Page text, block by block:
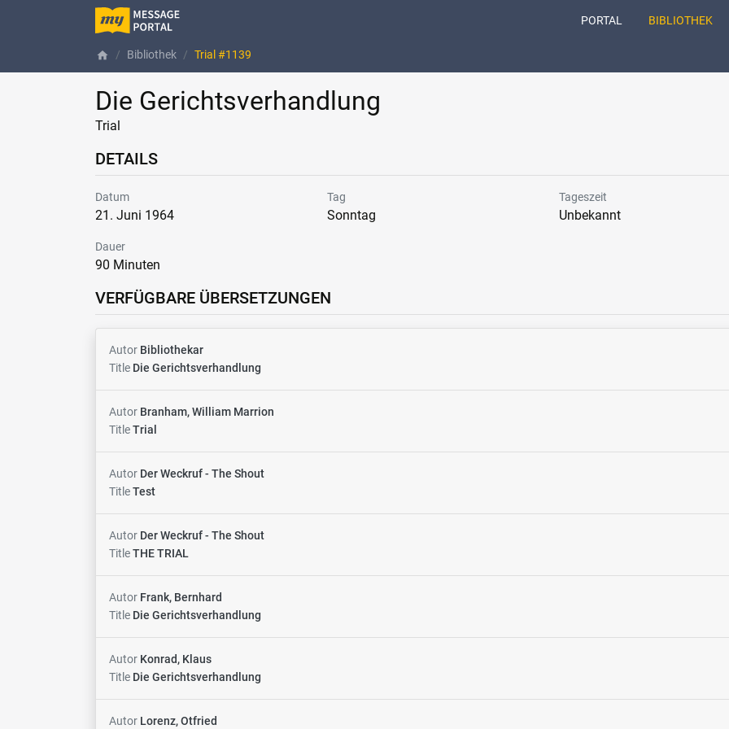
PORTAL (CURRENT)
BIBLIOTHEK
home Bibliothek Trial #1139
Die Gerichtsverhandlung
Trial
DETAILS
Datum
21. Juni 1964
Tag
Sonntag
Tageszeit
Unbekannt
Dauer
90 Minuten
VERFÜGBARE ÜBERSETZUNGEN
Autor Bibliothekar
Title Die Gerichtsverhandlung
Autor Branham, William Marrion
TitleTrial
Autor Der Weckruf - The Shout
TitleTest
Autor Der Weckruf - The Shout
TitleTHE TRIAL
Autor Frank, Bernhard
Title Die Gerichtsverhandlung
Autor Konrad, Klaus
Title Die Gerichtsverhandlung
Autor Lorenz, Otfried